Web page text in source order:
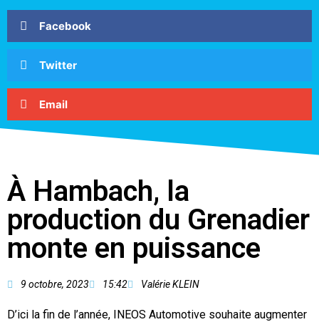
Facebook
Twitter
Email
À Hambach, la
production du Grenadier
monte en puissance
9 octobre, 2023 15:42 Valérie KLEIN
D’ici la fin de l’année, INEOS Automotive souhaite augmenter